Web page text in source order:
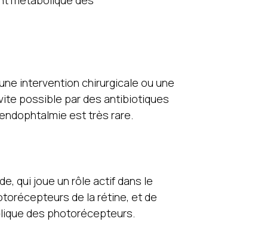
intervention chirurgicale ou une
possible par des antibiotiques
est très rare.
qui joue un rôle actif dans le
de la rétine, et de
des photorécepteurs.